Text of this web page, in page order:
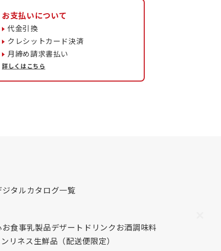
お支払いについて
代金引換
クレシットカード決済
月締め請求書払い
詳しくはこちら
ジタルカタログ一覧
お食事乳製品デザート ドリンクお酒調味料
リネス生鮮品（配送便限定）